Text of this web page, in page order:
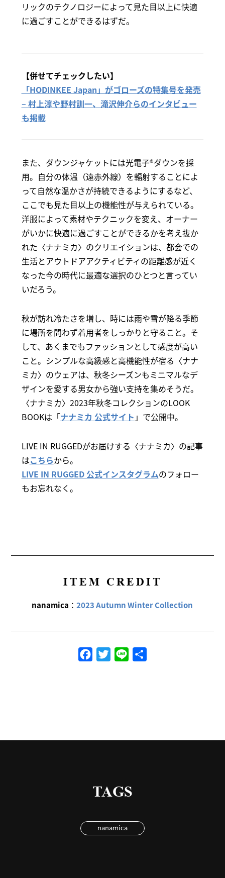
リックのテクノロジーによって見た目以上に快適
に過ごすことができるはずだ。
【併せてチェックしたい】
「HODINKEE Japan」がゴローズの特集号を発売
– 村上淳や野村訓一、滝沢伸介らのインタビュー
も掲載
また、ダウンジャケットには光電子®ダウンを採
用。自分の体温（遠赤外線）を輻射することによ
って自然な温かさが持続できるようにするなど、
ここでも見た目以上の機能性が与えられている。
洋服によって素材やテクニックを変え、オーナー
がいかに快適に過ごすことができるかを考え抜か
れた〈ナナミカ〉のクリエイションは、都会での
生活とアウトドアアクティビティの距離感が近く
なった今の時代に最適な選択のひとつと言ってい
いだろう。
秋が訪れ冷たさを増し、時には雨や雪が降る季節
に場所を問わず着用者をしっかりと守ること。そ
して、あくまでもファッションとして感度が高い
こと。シンプルな高級感と高機能性が宿る〈ナナ
ミカ〉のウェアは、秋冬シーズンもミニマルなデ
ザインを愛する男女から強い支持を集めそうだ。
〈ナナミカ〉2023年秋冬コレクションのLOOK
BOOKは「ナナミカ 公式サイト 」で公開中。
LIVE IN RUGGEDがお届けする〈ナナミカ〉の記事
はこちらから。
LIVE IN RUGGED 公式インスタグラムのフォロー
もお忘れなく。
ITEM CREDIT
nanamica ：2023 Autumn Winter Collection
FacebookTwitterLine
TAGS
nanamica